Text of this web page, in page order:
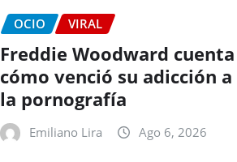
OCIO VIRAL
Freddie Woodward cuenta
cómo venció su adicción a
la pornografía
Emiliano Lira Ago 6, 2026